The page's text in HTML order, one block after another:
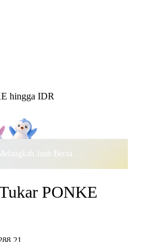
hingga IDR
Lintasi Padang Es, Melangkah Jauh Bersama · Rayakan
PONKE